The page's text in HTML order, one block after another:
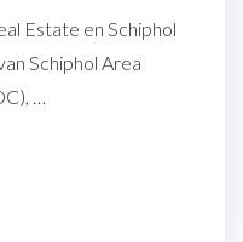
Estate en Schiphol
Schiphol Area
…